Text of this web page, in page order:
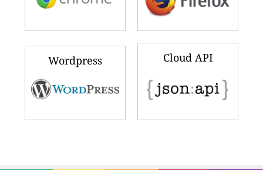
Wordpress Cloud API